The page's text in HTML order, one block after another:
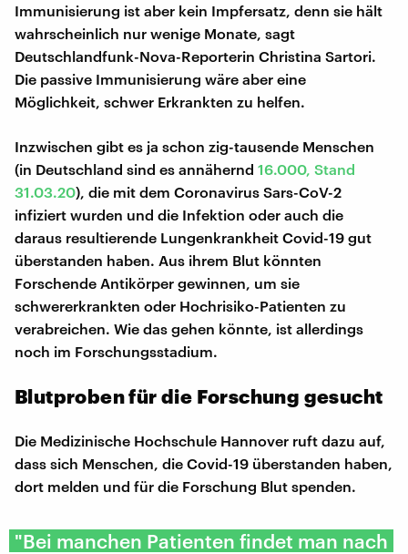
Immunisierung ist aber kein Impfersatz, denn sie hält
wahrscheinlich nur wenige Monate, sagt
Deutschlandfunk-Nova-Reporterin Christina Sartori.
Die passive Immunisierung wäre aber eine
Möglichkeit, schwer Erkrankten zu helfen.
Inzwischen gibt es ja schon zig-tausende Menschen
(in Deutschland sind es annähernd 16.000, Stand
31.03.20), die mit dem Coronavirus Sars-CoV-2
infiziert wurden und die Infektion oder auch die
daraus resultierende Lungenkrankheit Covid-19 gut
überstanden haben. Aus ihrem Blut könnten
Forschende Antikörper gewinnen, um sie
schwererkrankten oder Hochrisiko-Patienten zu
verabreichen. Wie das gehen könnte, ist allerdings
noch im Forschungsstadium.
Blutproben für die Forschung gesucht
Die Medizinische Hochschule Hannover ruft dazu auf,
dass sich Menschen, die Covid-19 überstanden haben,
dort melden und für die Forschung Blut spenden.
"Bei manchen Patienten findet man nach